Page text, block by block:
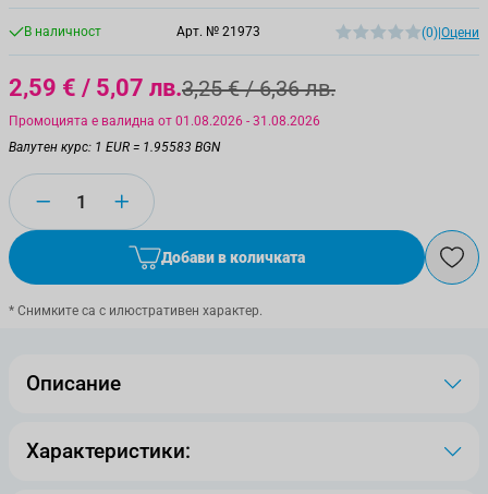
В наличност Арт. № 21973 (0) Оцени
2,59 € / 5,07 лв.3,25 € / 6,36 лв.
Промоцията е валидна от 01.08.2026 - 31.08.2026
Валутен курс: 1 EUR = 1.95583 BGN
Количество
Добави в количката
* Снимките са с илюстративен характер.
Описание
Характеристики: